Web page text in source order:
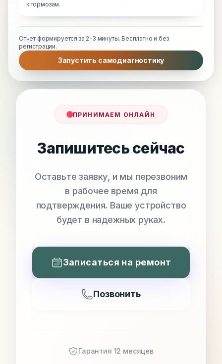
к тормозам.
Отчет формируется за 2-3 минуты. Бесплатно и без
регистрации.
Запустить самодиагностику
ПРИНИМАЕМ ОНЛАЙН
Запишитесь сейчас
Оставьте заявку, и мы перезвоним
в рабочее время для
подтверждения. Ваше устройство
будет в надежных руках.
Записаться на ремонт
Позвонить
Гарантия 12 месяцев